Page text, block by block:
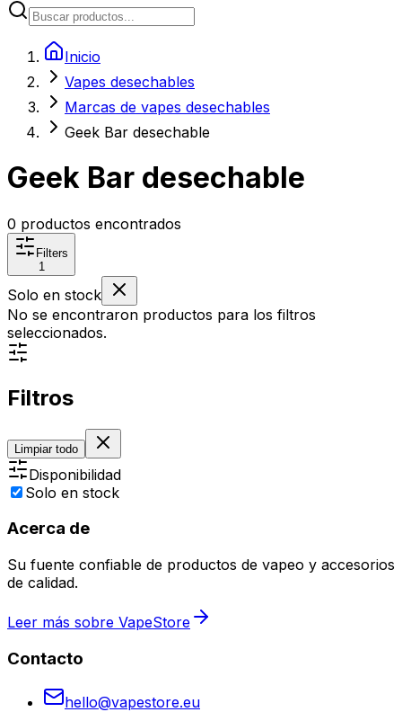
Inicio
Vapes desechables
Marcas de vapes desechables
Geek Bar desechable
Geek Bar desechable
0 productos encontrados
Filters
1
Solo en stock
No se encontraron productos para los filtros
seleccionados.
Filtros
Limpiar todo
Disponibilidad
Solo en stock
Acerca de
Su fuente confiable de productos de vapeo y accesorios
de calidad.
Leer más sobre VapeStore
Contacto
hello@vapestore.eu